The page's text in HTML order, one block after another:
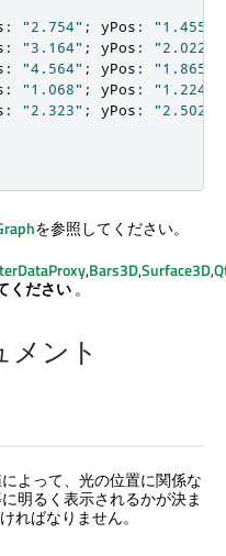
: "2.754" ; yPos : "1.455"
: "3.164" ; yPos : "2.022"
: "4.564" ; yPos : "1.865"
: "1.068" ; yPos : "1.224"
: "2.323" ; yPos : "2.502"
を参照してください。
,Bars3D,Surface3D,
ください。
ント
よって、光の位置に関係な
明るく表示されるかが決ま
ればなりません。